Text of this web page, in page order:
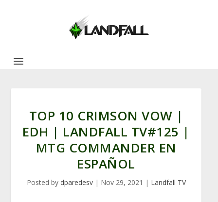
TOP 10 CRIMSON VOW |
EDH | LANDFALL TV#125 |
MTG COMMANDER EN
ESPAÑOL
Posted by dparedesv| Nov 29, 2021 | Landfall TV